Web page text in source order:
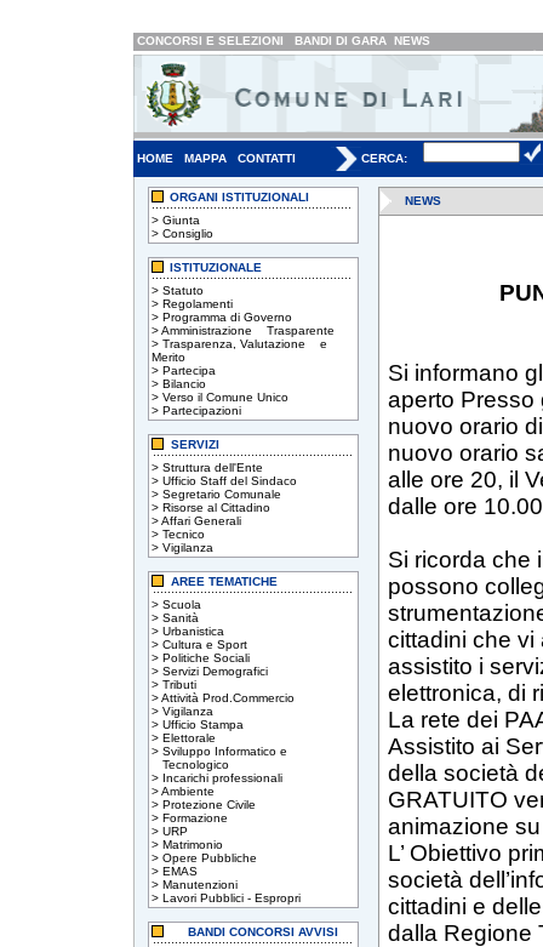
CONCORSI E SELEZIONI BANDI DI GARA NEWS
HOME MAPPA CONTATTI CERCA:
ORGANI ISTITUZIONALI
> Giunta
> Consiglio
ISTITUZIONALE
> Statuto
> Regolamenti
> Programma di Governo
>Amministrazione Trasparente
> Trasparenza, Valutazione e
Merito
> Partecipa
> Bilancio
> Verso il Comune Unico
> Partecipazioni
SERVIZI
> Struttura dell'Ente
> Ufficio Staff del Sindaco
> Segretario Comunale
> Risorse al Cittadino
>Affari Generali
> Tecnico
> Vigilanza
AREE TEMATICHE
> Scuola
> Sanità
> Urbanistica
> Cultura e Sport
> Politiche Sociali
> Servizi Demografici
> Tributi
>Attività Prod.Commercio
> Vigilanza
> Ufficio Stampa
> Elettorale
> Sviluppo Informatico e
Tecnologico
> Incarichi professionali
>Ambiente
> Protezione Civile
> Formazione
> URP
> Matrimonio
> Opere Pubbliche
> EMAS
> Manutenzioni
> Lavori Pubblici - Espropri
BANDI CONCORSI AVVISI
NEWS
Si informano
aperto Presso
nuovo orario
nuovo orario
alle ore 20, il
dalle ore
Si ricorda che
possono
cittadini che vi
assistito i
elettronica, di
La rete dei
Assistito ai
della società
GRATUITO
animazione
L’ Obiettivo
società
cittadini e
dalla Regione